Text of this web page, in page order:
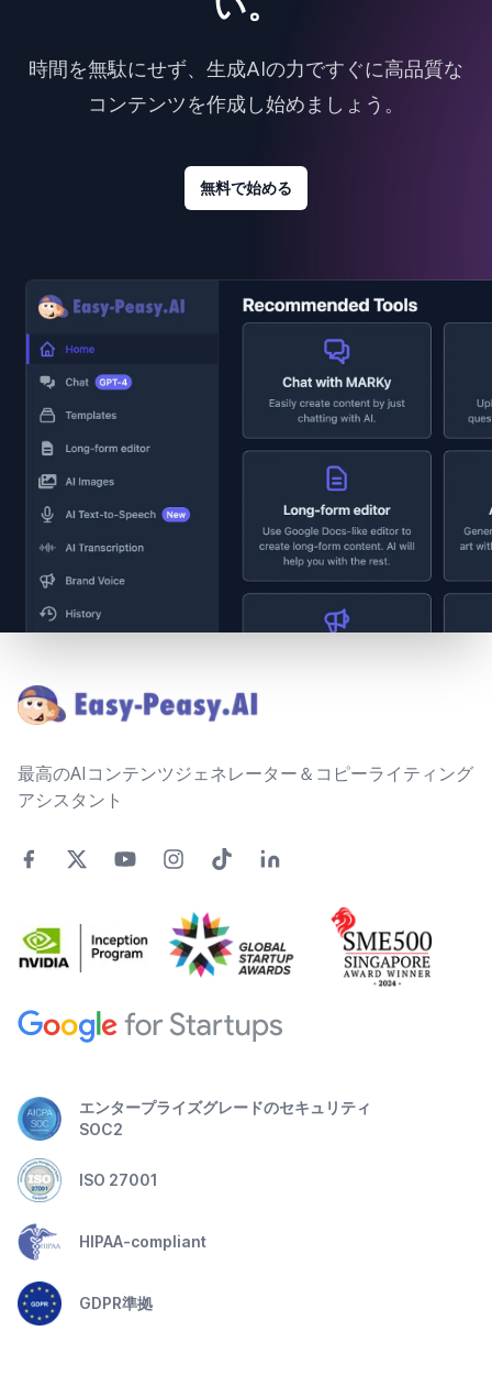
時間を無駄にせず、生成AIの力ですぐに高品質な
コンテンツを作成し始めましょう。
無料で始める
最高のAIコンテンツジェネレーター＆コピーライティング
アシスタント
エンタープライズグレードのセキュリティ
SOC2
ISO 27001
HIPAA-compliant
GDPR準拠